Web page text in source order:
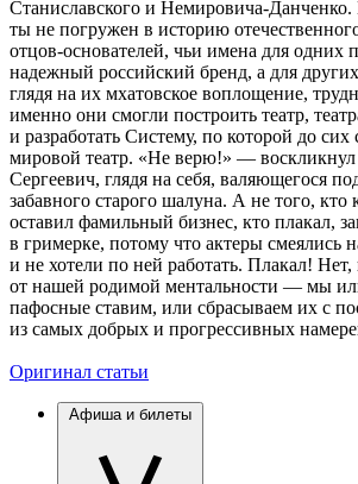
Станиславского и Немировича-Данченко.
ты не погружен в историю
отцов-основателей, чьи имена для одних
надежный российский бренд, а для
глядя на их мхатовское воплощение,
именно они смогли построить театр,
и разработать Систему, по которой до сих
мировой театр. «Не верю!» —
Сергеевич, глядя на себя, валяющегося
забавного старого шалуна. А не того, кто
оставил фамильный бизнес, кто плакал,
в гримерке, потому что актеры смеялись
и не хотели по ней работать. Плакал!
от нашей родимой ментальности — мы
пафосные ставим, или сбрасываем их с
из самых добрых и прогрессивных
Оригинал статьи
Афиша и билеты